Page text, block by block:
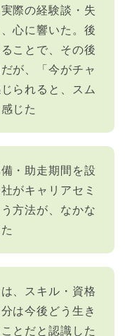
際の経験談・失
心に響いた。後
ことで、その後
が、「今がチャ
られると、スム
じた
・助走期間を設
がキャリアセミ
方法が、なかな
、スキル・資格
は今後どう生き
とだと認識した